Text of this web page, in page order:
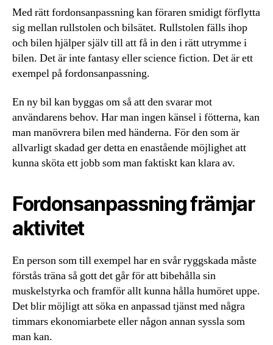
Med rätt fordonsanpassning kan föraren smidigt förflytta
sig mellan rullstolen och bilsätet. Rullstolen fälls ihop
och bilen hjälper själv till att få in den i rätt utrymme i
bilen. Det är inte fantasy eller science fiction. Det är ett
exempel på fordonsanpassning.
En ny bil kan byggas om så att den svarar mot
användarens behov. Har man ingen känsel i fötterna, kan
man manövrera bilen med händerna. För den som är
allvarligt skadad ger detta en enastående möjlighet att
kunna sköta ett jobb som man faktiskt kan klara av.
Fordonsanpassning främjar
aktivitet
En person som till exempel har en svår ryggskada måste
förstås träna så gott det går för att bibehålla sin
muskelstyrka och framför allt kunna hålla humöret uppe.
Det blir möjligt att söka en anpassad tjänst med några
timmars ekonomiarbete eller någon annan syssla som
man kan.